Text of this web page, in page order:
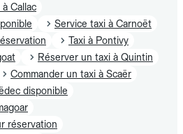
Callac
Service taxi à Carnoët
Taxi à Pontivy
Réserver un taxi à Quintin
Commander un taxi à Scaër
disponible
réservation